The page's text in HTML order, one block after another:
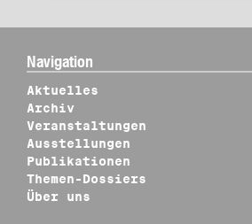
Navigation
Aktuelles
Archiv
Veranstaltungen
Ausstellungen
Publikationen
Themen-Dossiers
Über uns